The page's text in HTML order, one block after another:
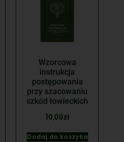
Wzorcowa
instrukcja
postępowania
przy szacowaniu
szkód łowieckich
10,00zł
Dodaj do koszyka